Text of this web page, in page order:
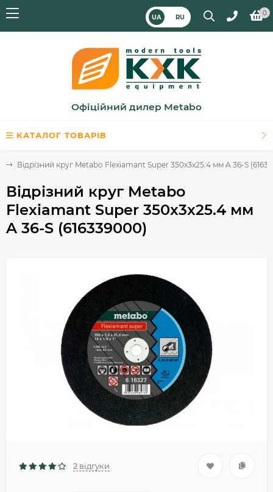
UA RU
0
Офіційний дилер Metabo
КАТАЛОГ ТОВАРІВ
Відрізний круг Metabo Flexiamant Super 350x3x25.4 мм A 36-S
Відрізний круг Metabo
Flexiamant Super 350x3x25.4 мм
A 36-S (616339000)
2 відгуки